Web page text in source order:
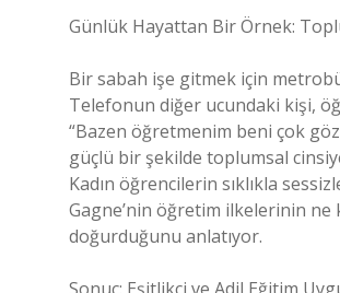
Günlük Hayattan Bir Örnek:
Bir sabah işe gitmek için
Telefonun diğer ucundaki kişi,
“Bazen öğretmenim beni çok
güçlü bir şekilde toplumsal
Kadın öğrencilerin sıklıkla
Gagne’nin öğretim ilkelerinin
doğurduğunu anlatıyor.